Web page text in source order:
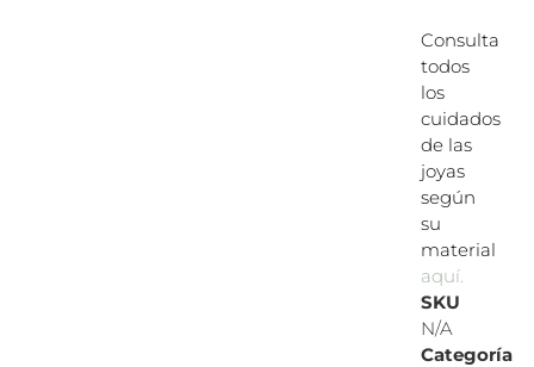
Consulta
todos
los
cuidados
de las
joyas
según
su
material
aquí.
SKU
N/A
Categoría